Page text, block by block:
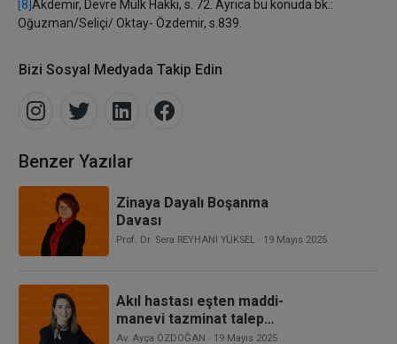
[8] Akdemir, Devre Mülk Hakkı, s. 72. Ayrıca bu konuda bk.:
Oğuzman/Seliçi/ Oktay- Özdemir, s.839.
Bizi Sosyal Medyada Takip Edin
Benzer Yazılar
Zinaya Dayalı Boşanma
Davası
Prof. Dr. Sera REYHANİ YÜKSEL· 19 Mayıs 2025
Akıl hastası eşten maddi-
manevi tazminat talep
edilebilir mi?
Av. Ayça ÖZDOĞAN · 19 Mayıs 2025